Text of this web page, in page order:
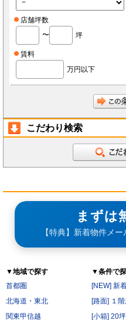
会員が個人情報の提供を拒んだ場合、
会員は、本サービスを通じて個人情報
法律を遵守するものとします。
第5条（秘密保持）
会員が本サービスを利用するうえで当
前項にかかわらず、会員が秘密である
は導入店がそれに同意した情報につい
必要な会社、当社もしくは導入店の役
員、従業員、監査法人、税理士、弁護
本条第2項および第3項にかかわらず、
開示された時点で既に公知の情報
開示された時点で被開示者が既に
開示について事前に開示者の承諾
開示された後、被開示者の責めに
被開示者が第三者より正当に得た
開示された情報と無関係に、被開
なお、本項に該当したことにより会員に損害
火災・停電などによりサービスの提供
地震、噴火、洪水、津波などの天災、
電気通信事業者、電力会社等の公共の
当社が利用する電気通信設備に障害が発
会員は以下の各号に該当する行為をお
他の会員に成りすまし、本サービ
二重に会員登録する行為
当社および他の会員に不利益を与
公序良俗に反する行為。
店舗坪数
〜
坪
賃料
万円以下
こだわり検索
まずは
【特典】新着物件メ
▼地域で探す
首都圏
北海道・東北
関東甲信越
▼条件で
[NEW] 新
[路面] １
[小箱] 20